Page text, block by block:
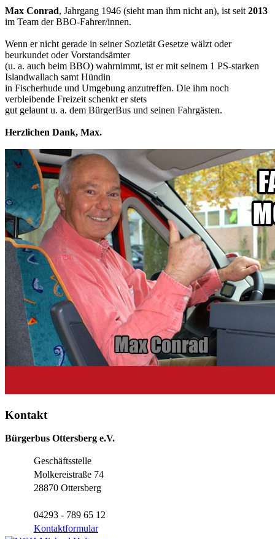
Max Conrad, Jahrgang 1946 (sieht man ihm nicht an), ist seit 2013
im Team der BBO-Fahrer/innen.
Wenn er nicht gerade in seiner Sozietät Gesetze wälzt oder
beurkundet oder Vorstandsämter
(u. a. auch beim BBO) wahrnimmt, ist er mit seinem 1 PS-starken
Islandwallach samt Hündin
in Fischerhude und Umgebung anzutreffen. Die ihm noch
verbleibende Freizeit schenkt er stets
gut gelaunt u. a. dem BürgerBus und seinen Fahrgästen.
Herzlichen Dank, Max.
Kontakt
Bürgerbus Ottersberg e.V.
Geschäftsstelle
Molkereistraße 74
28870 Ottersberg
04293 - 789 65 12
Kontaktformular